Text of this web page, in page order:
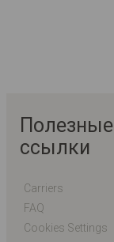
Полезные
ссылки
Carriers
FAQ
Cookies Settings